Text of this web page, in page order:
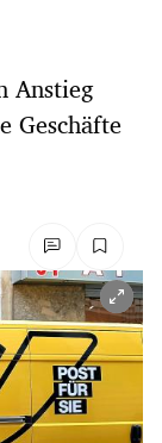
Anstieg
Geschäfte